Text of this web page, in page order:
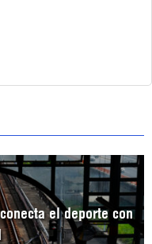
el deporte con